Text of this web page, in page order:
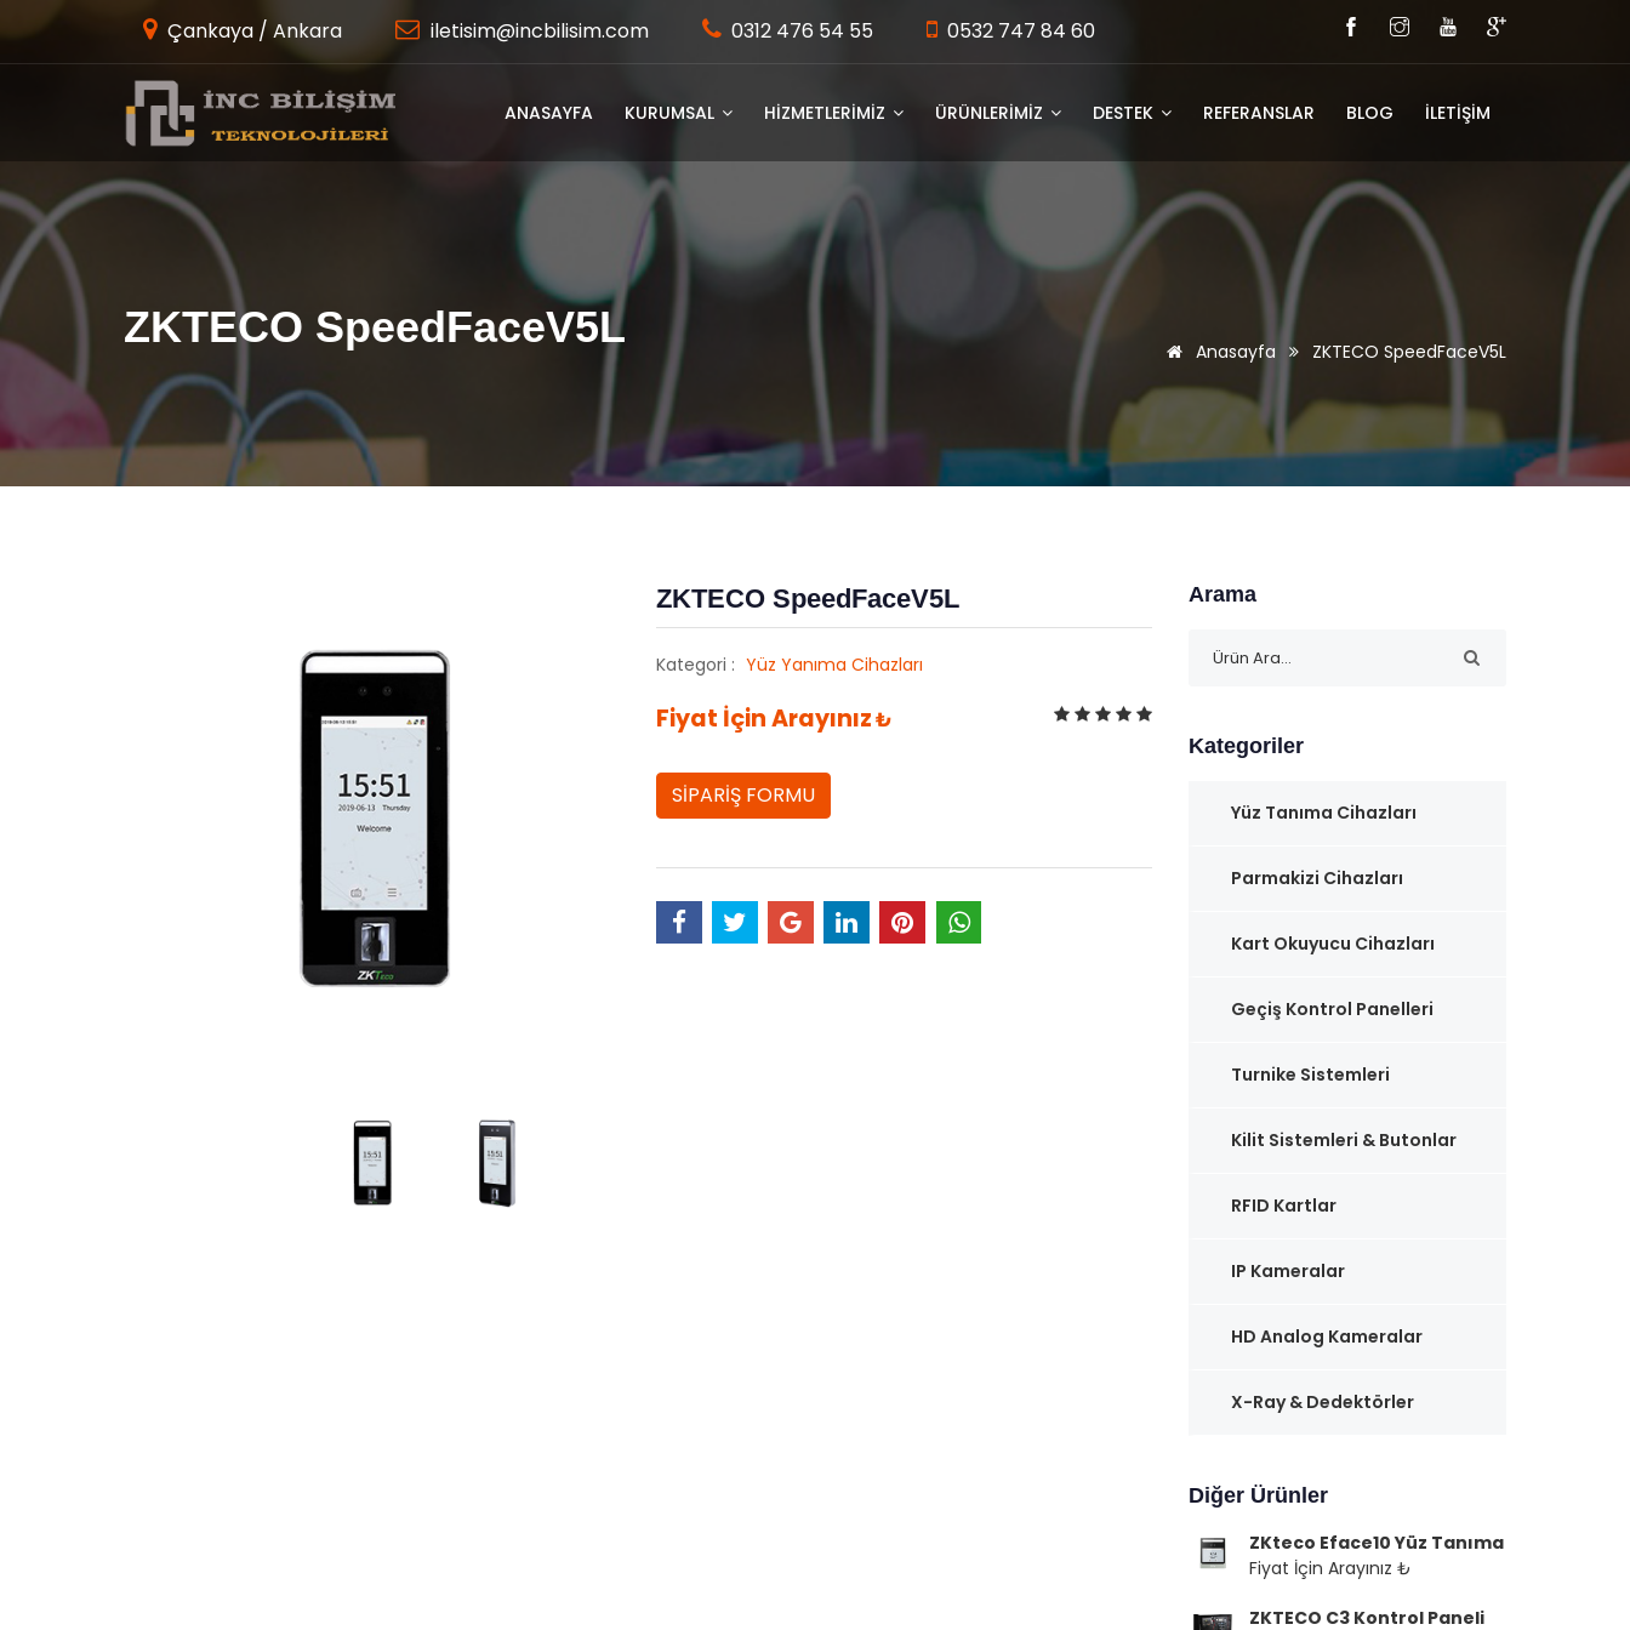
Çankaya / Ankara iletisim@incbilisim.com 0312 476 54 55 0532 747 84 60
ANASAYFA KURUMSAL HİZMETLERİMİZ ÜRÜNLERİMİZ DESTEK REFERANSLAR BLOG İLETİŞİM
ZKTECO SpeedFaceV5L Anasayfa ZKTECO SpeedFaceV5L
ZKTECO SpeedFaceV5L
Kategori : Yüz Yanıma Cihazları
Fiyat İçin Arayınız₺
SİPARİŞ FORMU
Arama
Kategoriler
Yüz Tanıma Cihazları
Parmakizi Cihazları
Kart Okuyucu Cihazları
Geçiş Kontrol Panelleri
Turnike Sistemleri
Kilit Sistemleri & Butonlar
RFID Kartlar
IP Kameralar
HD Analog Kameralar
X-Ray & Dedektörler
Diğer Ürünler
ZKteco Eface10 Yüz Tanıma
Fiyat İçin Arayınız ₺
ZKTECO C3 Kontrol Paneli